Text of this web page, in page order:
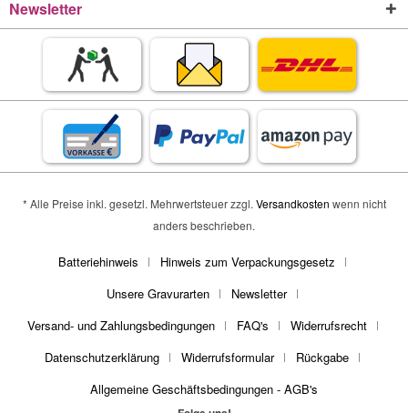
Newsletter
* Alle Preise inkl. gesetzl. Mehrwertsteuer zzgl. Versandkosten wenn nicht
anders beschrieben.
Batteriehinweis
Hinweis zum Verpackungsgesetz
Unsere Gravurarten
Newsletter
Versand- und Zahlungsbedingungen
FAQ's
Widerrufsrecht
Datenschutzerklärung
Widerrufsformular
Rückgabe
Allgemeine Geschäftsbedingungen - AGB's